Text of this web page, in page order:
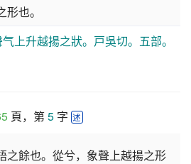
也。
上升越揚之狀。戸吳切。五部。
頁，第 5 字 述
之餘也。從兮，象聲上越揚之形